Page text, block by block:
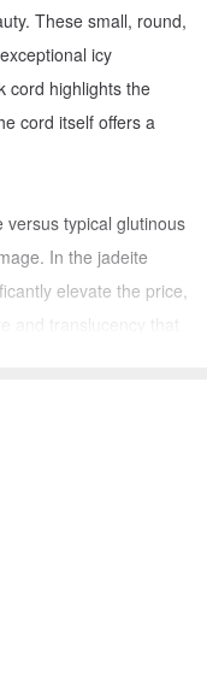
These small, round,
icy
cord highlights the
cord itself offers a
typical glutinous
In the jadeite
elevate the price,
and translucency that